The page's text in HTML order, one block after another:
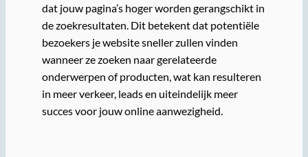
dat jouw pagina’s hoger worden gerangschikt in
de zoekresultaten. Dit betekent dat potentiële
bezoekers je website sneller zullen vinden
wanneer ze zoeken naar gerelateerde
onderwerpen of producten, wat kan resulteren
in meer verkeer, leads en uiteindelijk meer
succes voor jouw online aanwezigheid.